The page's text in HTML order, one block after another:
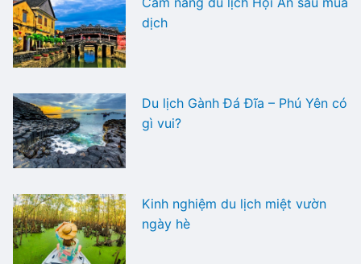
dịch
Du lịch Gành Đá Đĩa – Phú Yên có
gì vui?
Kinh nghiệm du lịch miệt vườn
ngày hè